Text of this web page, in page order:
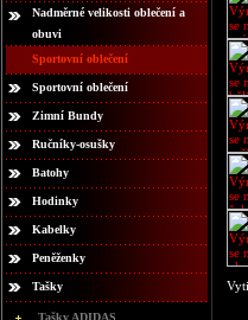
Nadměrné velikosti oblečení a
obuvi
Sportovní oblečení
Sportovní oblečení
Zimní Bundy
Ručníky-osušky
Batohy
Hodinky
Kabelky
Peněženky
Tašky
Tašky ADIDAS